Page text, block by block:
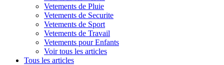
Vetements de Pluie
Vetements de Securite
Vetements de Sport
Vetements de Travail
Vetements pour Enfants
Voir tous les articles
Tous les articles